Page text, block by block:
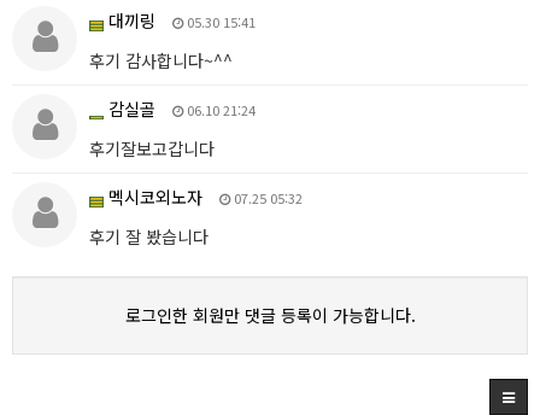
대끼링
05.30 15:41
후기 감사합니다~^^
감실골
06.10 21:24
후기잘보고갑니다
멕시코외노자
07.25 05:32
후기 잘 봤습니다
로그인한 회원만 댓글 등록이 가능합니다.